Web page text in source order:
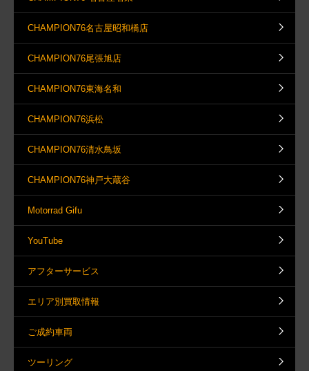
CHAMPION76名古屋昭和橋店
CHAMPION76尾張旭店
CHAMPION76東海名和
CHAMPION76浜松
CHAMPION76清水鳥坂
CHAMPION76神戸大蔵谷
Motorrad Gifu
YouTube
アフターサービス
エリア別買取情報
ご成約車両
ツーリング